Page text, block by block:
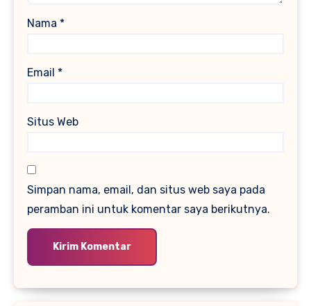
Nama *
Email *
Situs Web
Simpan nama, email, dan situs web saya pada
peramban ini untuk komentar saya berikutnya.